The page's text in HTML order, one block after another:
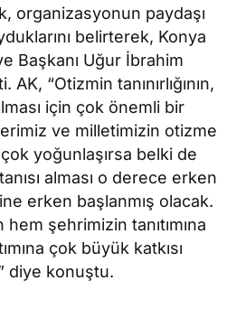
organizasyonun paydaşı
belirterek, Konya
Başkanı Uğur İbrahim
“Otizmin tanınırlığının,
için çok önemli bir
ve milletimizin otizme
yoğunlaşırsa belki de
alması o derece erken
erken başlanmış olacak.
şehrimizin tanıtımına
çok büyük katkısı
diye konuştu.